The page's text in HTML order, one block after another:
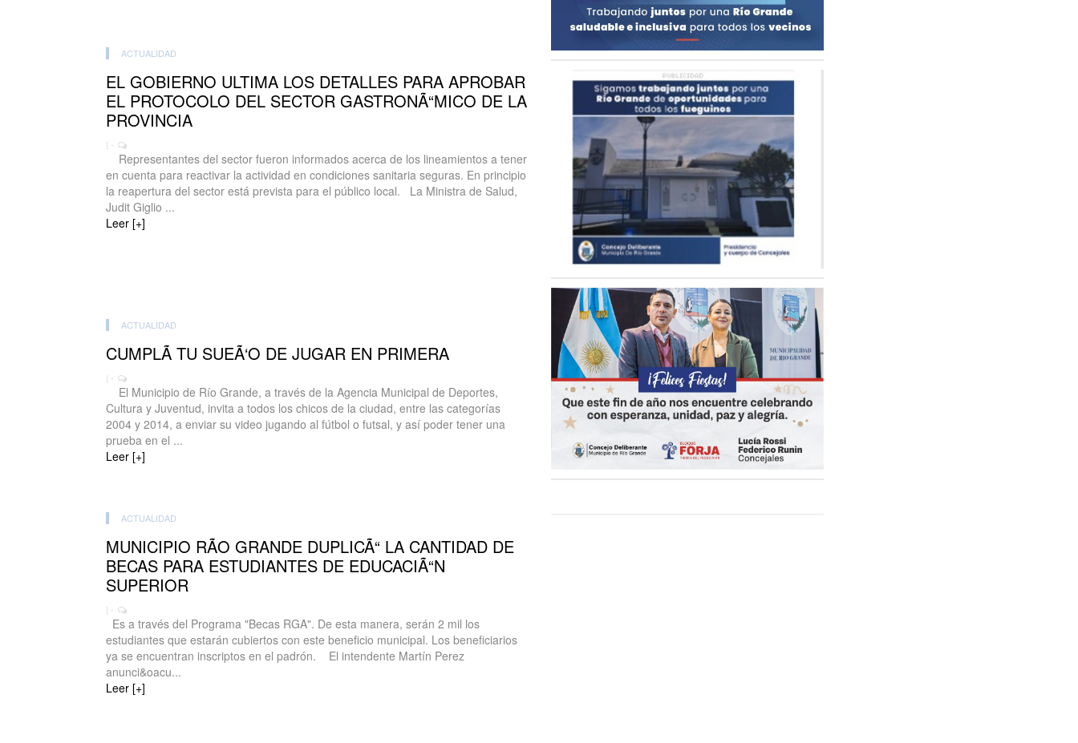
ACTUALIDAD
EL GOBIERNO ULTIMA LOS DETALLES PARA APROBAR
EL PROTOCOLO DEL SECTOR GASTRONÃ“MICO DE LA
PROVINCIA
| -
Representantes del sector fueron informados acerca de los lineamientos a tener
en cuenta para reactivar la actividad en condiciones sanitaria seguras. En principio
la reapertura del sector está prevista para el público local. La Ministra de Salud,
Judit Giglio ...
Leer [+]
ACTUALIDAD
CUMPLÃ TU SUEÃ‘O DE JUGAR EN PRIMERA
| -
El Municipio de Río Grande, a través de la Agencia Municipal de Deportes,
Cultura y Juventud, invita a todos los chicos de la ciudad, entre las categorías
2004 y 2014, a enviar su video jugando al fútbol o futsal, y así poder tener una
prueba en el ...
Leer [+]
ACTUALIDAD
MUNICIPIO RÃO GRANDE DUPLICÃ“ LA CANTIDAD DE
BECAS PARA ESTUDIANTES DE EDUCACIÃ“N
SUPERIOR
| -
Es a través del Programa "Becas RGA". De esta manera, serán 2 mil los
estudiantes que estarán cubiertos con este beneficio municipal. Los beneficiarios
ya se encuentran inscriptos en el padrón. El intendente Martín Perez
anunci&oacu...
Leer [+]